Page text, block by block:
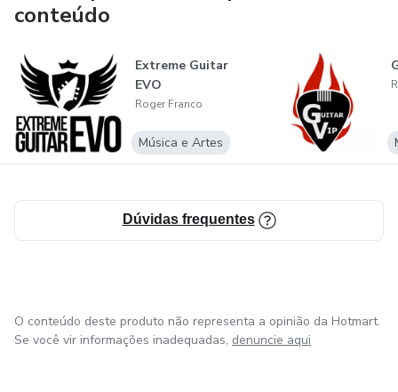
conteúdo
Extreme Guitar
EVO
Roger Franco
Música e Artes
Dúvidas frequentes
O conteúdo deste produto não representa a opinião da Hotmart.
Se você vir informações inadequadas, denuncie aqui